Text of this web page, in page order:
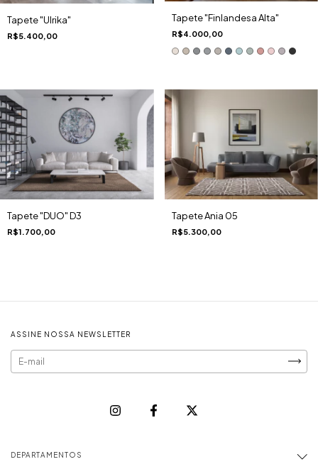
Tapete "Ulrika"
R$5.400,00
Tapete "Finlandesa Alta"
R$4.000,00
Tapete "DUO" D3
R$1.700,00
Tapete Ania 05
R$5.300,00
ASSINE NOSSA NEWSLETTER
DEPARTAMENTOS